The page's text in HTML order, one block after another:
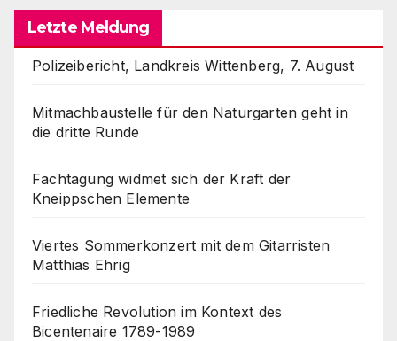
Letzte Meldung
Polizeibericht, Landkreis Wittenberg, 7. August
Mitmachbaustelle für den Naturgarten geht in
die dritte Runde
Fachtagung widmet sich der Kraft der
Kneippschen Elemente
Viertes Sommerkonzert mit dem Gitarristen
Matthias Ehrig
Friedliche Revolution im Kontext des
Bicentenaire 1789-1989